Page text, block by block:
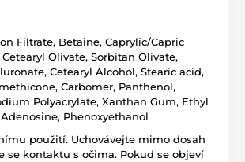
Filtrate, Betaine, Caprylic/Capric
Olivate, Sorbitan Olivate,
Cetearyl Alcohol, Stearic acid,
Carbomer, Panthenol,
Polyacrylate, Xanthan Gum, Ethyl
Phenoxyethanol
použití. Uchovávejte mimo dosah
se kontaktu s očima. Pokud se objeví